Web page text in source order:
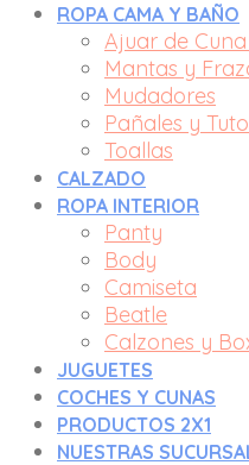
ROPA CAMA Y BAÑO
Ajuar de
Mantas y
Mudadores
Pañales y
Toallas
CALZADO
ROPA INTERIOR
Panty
Body
Camiseta
Beatle
Calzones y
JUGUETES
COCHES Y CUNAS
PRODUCTOS 2X1
NUESTRAS